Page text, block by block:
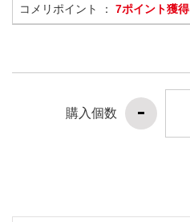
コメリポイント ： 7ポイント獲得
購入個数